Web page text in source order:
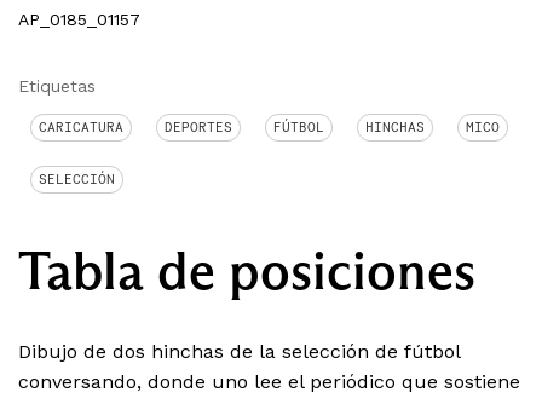
AP_0185_01157
Etiquetas
CARICATURA DEPORTES FÚTBOL HINCHAS MICO
SELECCIÓN
Tabla de posiciones
Dibujo de dos hinchas de la selección de fútbol
conversando, donde uno lee el periódico que sostiene